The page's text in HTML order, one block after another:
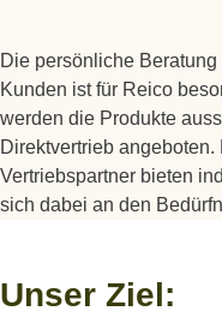
Die persönliche
Kunden ist für Reico
werden die Produkte
Direktvertrieb
Vertriebspartner bieten
sich dabei an den
Unser Ziel: